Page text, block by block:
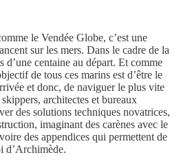
le Vendée Globe, c’est une
sur les mers. Dans le cadre de la
centaine au départ. Et comme
de tous ces marins est d’être le
et donc, de naviguer le plus vite
architectes et bureaux
des solutions techniques novatrices,
imaginant des carènes avec le
des appendices qui permettent de
d’Archimède.